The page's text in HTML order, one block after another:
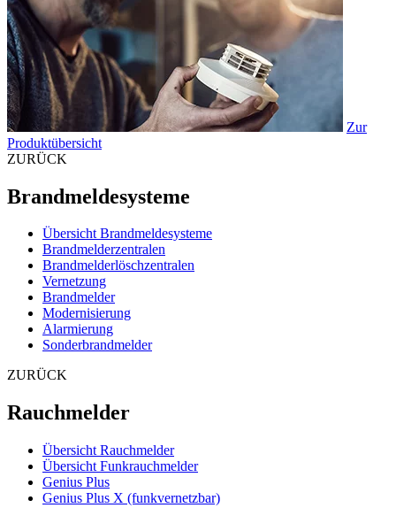
Zur
Produktübersicht
ZURÜCK
Brandmeldesysteme
Übersicht Brandmeldesysteme
Brandmelderzentralen
Brandmelderlöschzentralen
Vernetzung
Brandmelder
Modernisierung
Alarmierung
Sonderbrandmelder
ZURÜCK
Rauchmelder
Übersicht Rauchmelder
Übersicht Funkrauchmelder
Genius Plus
Genius Plus X (funkvernetzbar)